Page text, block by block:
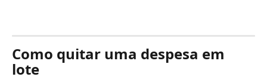
Como quitar uma despesa em
lote